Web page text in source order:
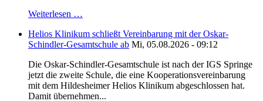
Weiterlesen …
Helios Klinikum schließt Vereinbarung mit der Oskar-
Schindler-Gesamtschule ab Mi, 05.08.2026 - 09:12
Die Oskar-Schindler-Gesamtschule ist nach der IGS Springe
jetzt die zweite Schule, die eine Kooperationsvereinbarung
mit dem Hildesheimer Helios Klinikum abgeschlossen hat.
Damit übernehmen...